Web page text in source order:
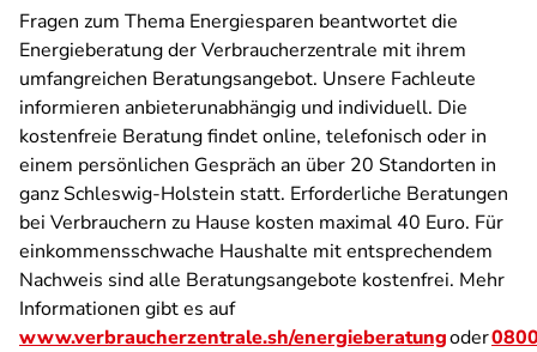
Fragen zum Thema Energiesparen beantwortet die
Energieberatung der Verbraucherzentrale mit ihrem
umfangreichen Beratungsangebot. Unsere Fachleute
informieren anbieterunabhängig und individuell. Die
kostenfreie Beratung findet online, telefonisch oder in
einem persönlichen Gespräch an über 20 Standorten in
ganz Schleswig-Holstein statt. Erforderliche Beratungen
bei Verbrauchern zu Hause kosten maximal 40 Euro. Für
einkommensschwache Haushalte mit entsprechendem
Nachweis sind alle Beratungsangebote kostenfrei. Mehr
Informationen gibt es auf
www.verbraucherzentrale.sh/energieberatungoder